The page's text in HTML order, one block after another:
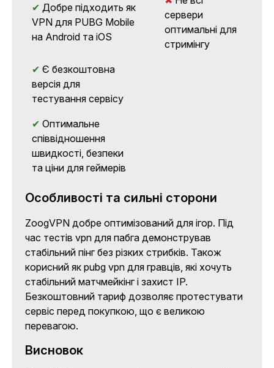
✔ Добре підходить як
VPN для PUBG Mobile
на Android та iOS
сервери
оптимальні для
стримінгу
✔ Є безкоштовна
версія для
тестування сервісу
✔ Оптимальне
співвідношення
швидкості, безпеки
та ціни для геймерів
Особливості та сильні сторони
ZoogVPN добре оптимізований для ігор. Під
час тестів vpn для пабга демонстрував
стабільний пінг без різких стрибків. Також
корисний як pubg vpn для гравців, які хочуть
стабільний матчмейкінг і захист IP.
Безкоштовний тариф дозволяє протестувати
сервіс перед покупкою, що є великою
перевагою.
Висновок